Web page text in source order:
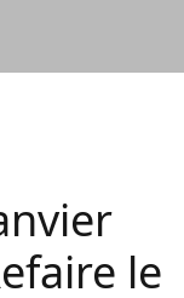
le